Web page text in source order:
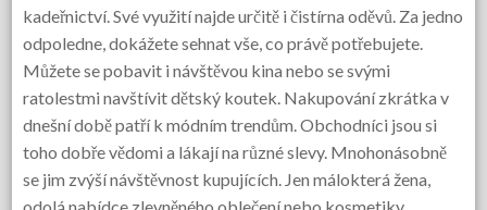
kadeřnictví. Své využití najde určitě i čistírna oděvů. Za jedno
odpoledne, dokážete sehnat vše, co právě potřebujete.
Můžete se pobavit i návštěvou kina nebo se svými
ratolestmi navštívit dětský koutek. Nakupování zkrátka v
dnešní době patří k módním trendům. Obchodníci jsou si
toho dobře vědomi a lákají na různé slevy. Mnohonásobně
se jim zvýší návštěvnost kupujících. Jen málokterá žena,
odolá nabídce zlevněného oblečení nebo kosmetiky.